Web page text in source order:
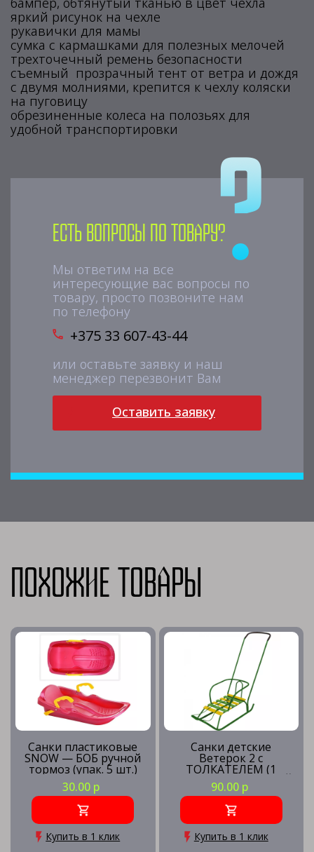
яркий рисунок на чехле
рукавички для мамы
сумка с кармашками для полезных мелочей
трехточечный ремень безопасности
съемный прозрачный тент от ветра и дождя
с двумя молниями, крепится к чехлу коляски
на пуговицу
обрезиненные колеса на полозьях для
удобной транспортировки
Есть вопросы по товару?
Мы ответим на все
интересующие вас вопросы по
товару, просто позвоните нам
по телефону
+375 33 607-43-44
или оставьте заявку и наш
менеджер перезвонит Вам
Оставить заявку
Похожие товары
Санки пластиковые
SNOW — БОБ ручной
тормоз (упак. 5 шт.)
30.00 р
Купить в 1 клик
Санки детские
Ветерок 2 с
ТОЛКАТЕЛЕМ (1
положение) ЗЕЛЕНЫЙ
90.00 р
Купить в 1 клик